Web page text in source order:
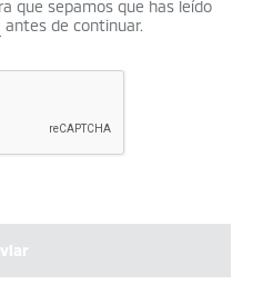
que sepamos que has leído
antes de continuar.